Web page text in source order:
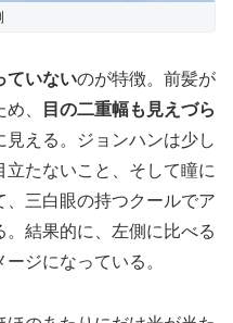
ていないのが特徴。前髪が
、
目の二重幅も見えづら
見える。ジョンハンは少し
たないこと、そして瞳に
三白眼の持つクールでア
結果的に、左側に比べる
ジになっている。